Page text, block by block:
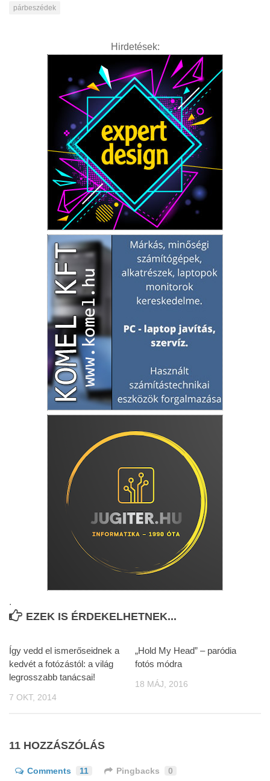
párbeszédek
Hirdetések:
.
EZEK IS ÉRDEKELHETNEK...
Így vedd el ismerőseidnek a
kedvét a fotózástól: a világ
legrosszabb tanácsai!
7 OKT, 2014
„Hold My Head” – paródia
fotós módra
18 MÁJ, 2016
11 HOZZÁSZÓLÁS
Comments 11 Pingbacks 0